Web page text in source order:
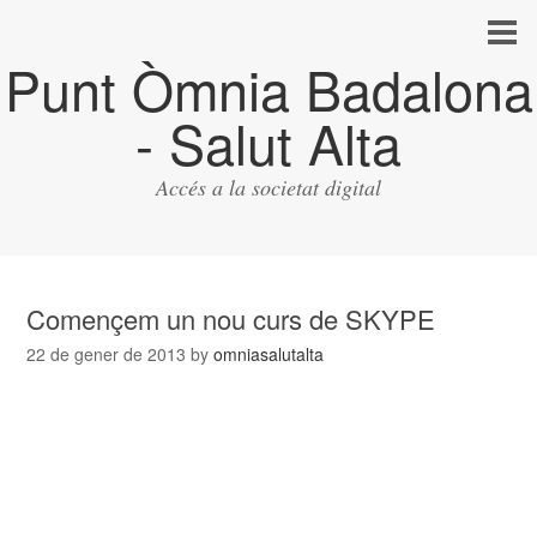
Punt Òmnia Badalona
- Salut Alta
Accés a la societat digital
Començem un nou curs de SKYPE
22 de gener de 2013 byomniasalutalta